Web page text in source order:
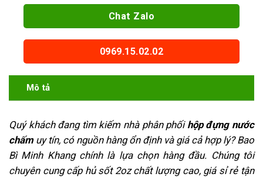
Chat Zalo
0969.15.02.02
Mô tả
Quý khách đang tìm kiếm nhà phân phối hộp đựng nước
chấmuy tín, có nguồn hàng ổn định và giá cả hợp lý? Bao
Bì Minh Khang chính là lựa chọn hàng đầu. Chúng tôi
chuyên cung cấp hủ sốt 2oz chất lượng cao, giá sỉ rẻ tận